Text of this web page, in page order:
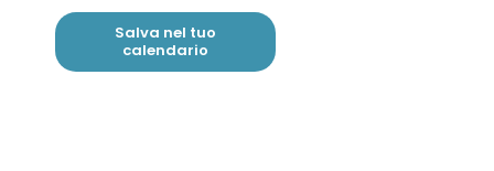
Salva nel tuo
calendario